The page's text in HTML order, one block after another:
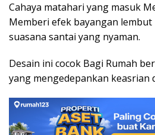
Cahaya matahari yang masuk
Memberi efek bayangan lembut
suasana santai yang nyaman.
Desain ini cocok Bagi Rumah
yang mengedepankan keasrian